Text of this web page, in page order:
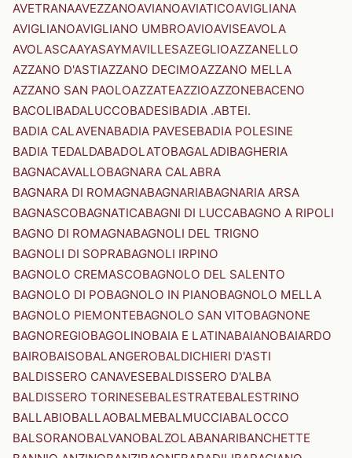
AVETRANAAVEZZANOAVIANOAVIATICOAVIGLIANA
AVIGLIANOAVIGLIANO UMBROAVIOAVISEAVOLA
AVOLASCAAYASAYMAVILLESAZEGLIOAZZANELLO
AZZANO D'ASTIAZZANO DECIMOAZZANO MELLA
AZZANO SAN PAOLOAZZATEAZZIOAZZONEBACENO
BACOLIBADALUCCOBADESIBADIA .ABTEI.
BADIA CALAVENABADIA PAVESEBADIA POLESINE
BADIA TEDALDABADOLATOBAGALADIBAGHERIA
BAGNACAVALLOBAGNARA CALABRA
BAGNARA DI ROMAGNABAGNARIABAGNARIA ARSA
BAGNASCOBAGNATICABAGNI DI LUCCABAGNO A RIPOLI
BAGNO DI ROMAGNABAGNOLI DEL TRIGNO
BAGNOLI DI SOPRABAGNOLI IRPINO
BAGNOLO CREMASCOBAGNOLO DEL SALENTO
BAGNOLO DI POBAGNOLO IN PIANOBAGNOLO MELLA
BAGNOLO PIEMONTEBAGNOLO SAN VITOBAGNONE
BAGNOREGIOBAGOLINOBAIA E LATINABAIANOBAIARDO
BAIROBAISOBALANGEROBALDICHIERI D'ASTI
BALDISSERO CANAVESEBALDISSERO D'ALBA
BALDISSERO TORINESEBALESTRATEBALESTRINO
BALLABIOBALLAOBALMEBALMUCCIABALOCCO
BALSORANOBALVANOBALZOLABANARIBANCHETTE